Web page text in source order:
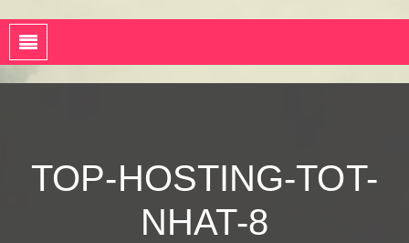
TOP-HOSTING-TOT-
NHAT-8